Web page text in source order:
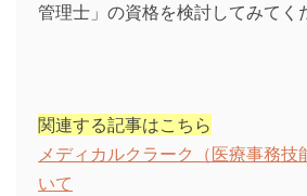
管理士」の資格を検討してみてく
関連する記事はこちら
メディカルクラーク（医療事務技
いて